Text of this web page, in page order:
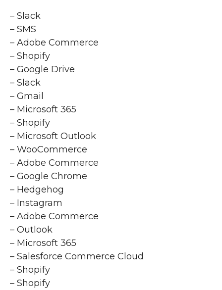
– Slack
– SMS
– Adobe Commerce
– Shopify
– Google Drive
– Slack
– Gmail
– Microsoft 365
– Shopify
– Microsoft Outlook
– WooCommerce
– Adobe Commerce
– Google Chrome
– Hedgehog
– Instagram
– Adobe Commerce
– Outlook
– Microsoft 365
– Salesforce Commerce Cloud
– Shopify
– Shopify